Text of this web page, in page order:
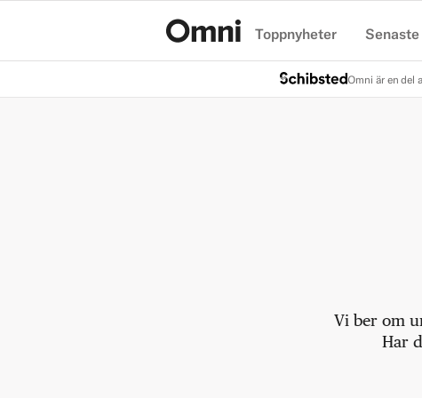
Toppnyheter
Omni är en del
Vi ber om
Har